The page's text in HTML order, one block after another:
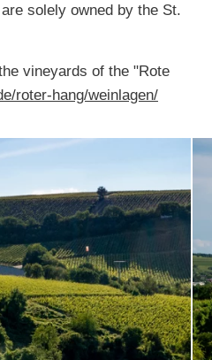
solely owned by the St.
vineyards of the "Rote
roter-hang/weinlagen/